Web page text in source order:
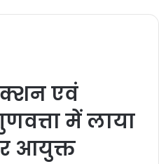
एवं
में लाया
आयुक्त